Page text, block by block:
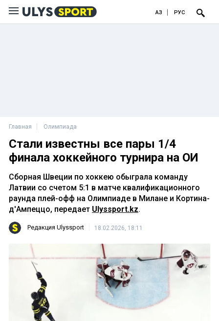
ҚАЗ РУС
Главная Олимпиада
Стали известны все пары 1/4
финала хоккейного турнира на ОИ
Сборная Швеции по хоккею обыграла команду
Латвии со счетом 5:1 в матче квалификационного
раунда плей-офф на Олимпиаде в Милане и Кортина-
д'Ампеццо, передает Ulyssport.kz.
Редакция Ulyssport 18.02.2026, 18:11